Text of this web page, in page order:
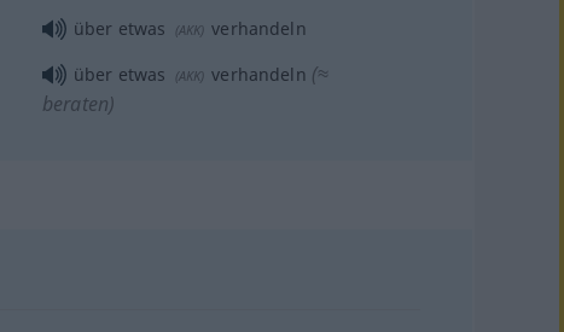
über etwas (AKK) verhandeln
über etwas (AKK) verhandeln (≈
beraten)